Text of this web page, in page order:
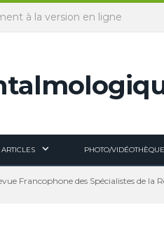
à la version en ligne
ARTICLES PHOTO/VIDÉOTHÈQUE
Francophone des Spécialistes de la